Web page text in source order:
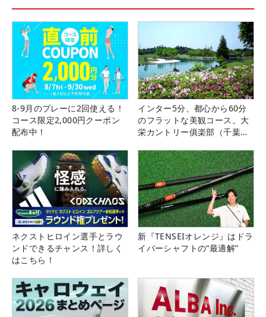
8-9月のプレーに2回使える！
コース限定2,000円クーポン
配布中！
インター5分、都心から60分
のフラットな美観コース。大
栄カントリー俱楽部（千葉
ネクストヒロイン選手とラウ
ンドできるチャンス！詳しく
はこちら！
新『TENSEIオレンジ』はドラ
イバーシャフトの“最適解”